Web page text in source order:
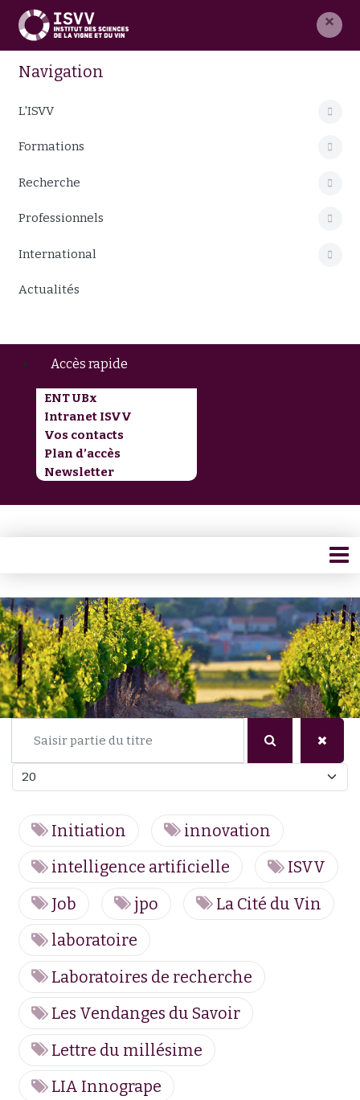
×
Navigation
L'ISVV
Formations
Recherche
Professionnels
International
Actualités
Accès rapide
ENT UBx
Intranet ISVV
Vos contacts
Plan d’accès
Newsletter
Afficher #
Initiation
innovation
intelligence artificielle
ISVV
Job
jpo
La Cité du Vin
laboratoire
Laboratoires de recherche
Les Vendanges du Savoir
Lettre du millésime
LIA Innogrape